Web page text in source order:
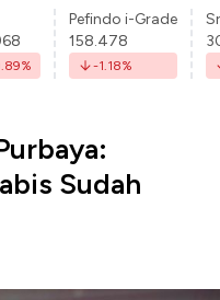
%
Pefindo i-Grade
158.478
-1.18%
Sudah